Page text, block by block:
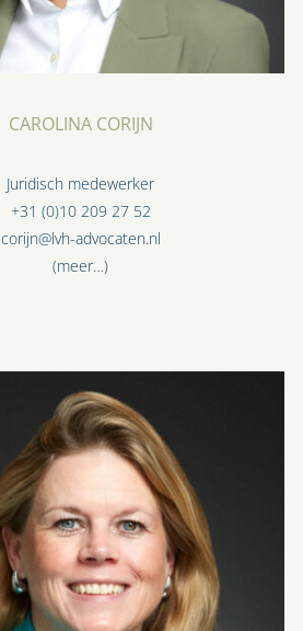
CAROLINA CORIJN
Juridisch medewerker
+31 (0)10 209 27 52
corijn@lvh-advocaten.nl
(meer…)